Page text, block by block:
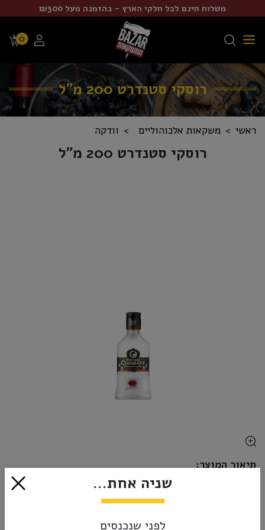
משלוח חינם לכל חלקי הארץ - בהזמנה מעל ₪300
0
רוסקי סטנדרט 200 מ"ל
ראשי משקאות אלכוהוליים וודקה
רוסקי סטנדרט 200 מ"ל
תיאור המוצר:
וודקה טהורה המיוצרת בסנט פטרסבורג, מחומרי גלם של חיטת חורף
שניה אחת...
לפני שנכנסים